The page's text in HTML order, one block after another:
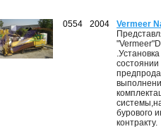
0554 2004
Vermeer
бурового
контракту.